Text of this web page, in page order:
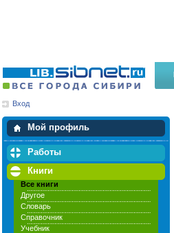
Вход
Мой профиль
Мои закладки
Работы
Книги
Все книги
Другое
Словарь
Справочник
Учебник